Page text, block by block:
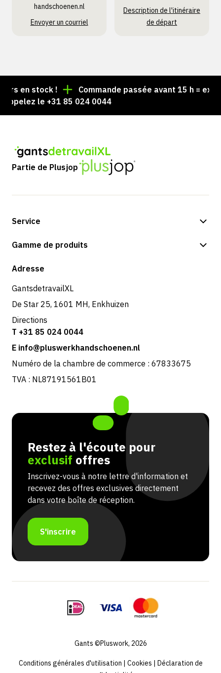
handschoenen.nl
Envoyer un courriel
Description de l'itinéraire
de départ
en stock !
Commande passée avant 15 h =
le +31 85 024 0044
Partie de Plusjop
Service
Options de paiement
Retours et service
Gamme de produits
Boutique
Adresse
GantsdetravailXL
De Star 25, 1601 MH, Enkhuizen
Directions
T +31 85 024 0044
E info@pluswerkhandschoenen.nl
Numéro de la chambre de commerce : 67833675
TVA : NL87191561B01
Restez à l'écoute pour
exclusif offres
Inscrivez-vous à notre lettre d'information et
recevez des offres exclusives directement
dans votre boîte de réception.
S'inscrire
Gants ©Pluswork, 2026
Conditions générales d'utilisation Cookies
Déclaration de